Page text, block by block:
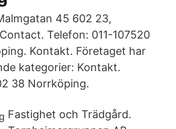
45 602 23,
Telefon: 011-107520
Kontakt. Företaget har
kategorier: Kontakt.
38 Norrköping.
Fastighet och Trädgård.